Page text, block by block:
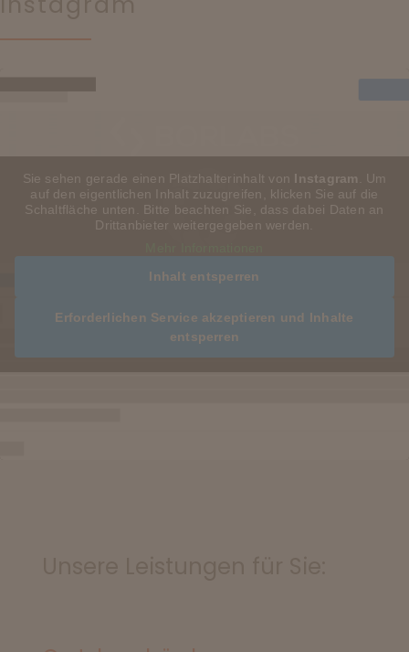
Sie sehen gerade einen Platzhalterinhalt von Instagram . Um
auf den eigentlichen Inhalt zuzugreifen, klicken Sie auf die
Schaltfläche unten. Bitte beachten Sie, dass dabei Daten an
Drittanbieter weitergegeben werden.
Inhalt entsperren
Erforderlichen Service akzeptieren und Inhalte
entsperren